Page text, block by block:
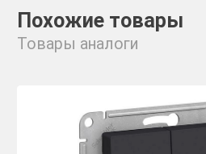
Похожие товары
Товары аналоги